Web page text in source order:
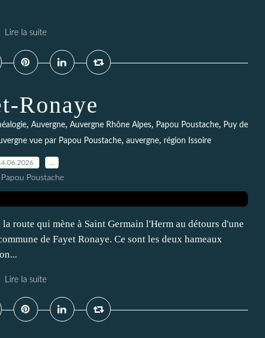
Lire la suite
Ronaye
, Auvergne, Auvergne Rhône Alpes, Papou Poustache, Puy de
vue par Papou Poustache, auvergne, région Issoire
Papou Poustache
route qui mène à Saint Germain l'Herm au détours d'une
de Fayet Ronaye. Ce sont les deux hameaux
Lire la suite